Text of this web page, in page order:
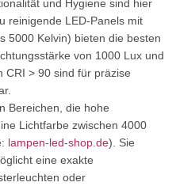
und Hygiene sind hier
reinigende LED-Panels mit
5000 Kelvin) bieten die besten
von 1000 Lux und
CRI > 90 sind für präzise
Bereichen, die hohe
Lichtfarbe zwischen 4000
lampen-led-shop.de). Sie
eine exakte
oder